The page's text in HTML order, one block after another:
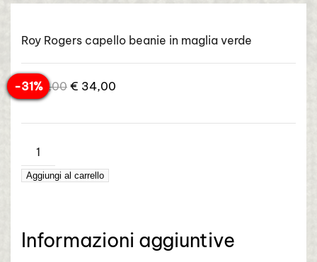
Roy Rogers capello beanie in maglia verde
€49,00 Il
originale
€ 34,00
attuale
-31%
ROY
ROGERS
–
ARMY
quantità
Aggiungi al carrello
Informazioni aggiuntive